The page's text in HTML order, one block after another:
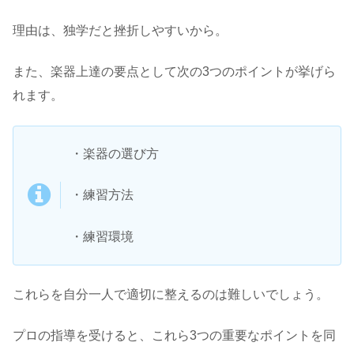
理由は、独学だと挫折しやすいから。
また、楽器上達の要点として次の3つのポイントが挙げら
れます。
・楽器の選び方
・練習方法
・練習環境
これらを自分一人で適切に整えるのは難しいでしょう。
プロの指導を受けると、これら3つの重要なポイントを同